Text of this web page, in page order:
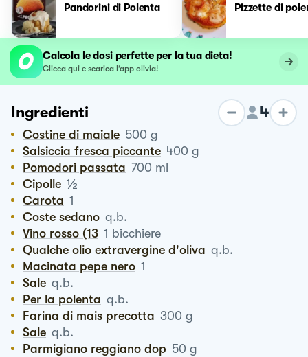
Pandorini di Polenta Pizzette di
Calcola le dosi perfette per la tua dieta!
Clicca qui e scarica l’app olivia!
Ingredienti 4
Costine di maiale 500 g
Salsiccia fresca piccante 400 g
Pomodori passata 700 ml
Cipolle ½
Carota 1
Coste sedano q.b.
Vino rosso (13 1 bicchiere
Qualche olio extravergine d'oliva q.b.
Macinata pepe nero 1
Sale q.b.
Per la polenta q.b.
Farina di mais precotta 300 g
Sale q.b.
Parmigiano reggiano dop 50 g